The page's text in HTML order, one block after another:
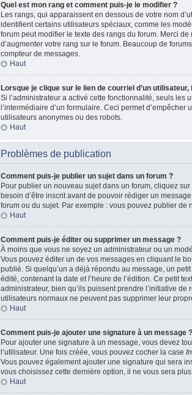
Quel est mon rang et comment puis-je le modifier ?
Les rangs, qui apparaissent en dessous de votre nom
identifient certains utilisateurs spéciaux, comme les
forum peut modifier le texte des rangs du forum. Merci
d’augmenter votre rang sur le forum. Beaucoup de
compteur de messages.
Haut
Lorsque je clique sur le lien de courriel d’un
Si l’administrateur a activé cette fonctionnalité, seuls
l’intermédiaire d’un formulaire. Ceci permet
utilisateurs anonymes ou des robots.
Haut
Problèmes de publication
Comment puis-je publier un sujet dans un forum ?
Pour publier un nouveau sujet dans un forum, cliquez
besoin d’être inscrit avant de pouvoir rédiger un
forum ou du sujet. Par exemple : vous pouvez publier
Haut
Comment puis-je éditer ou supprimer un message ?
À moins que vous ne soyez un administrateur ou un
Vous pouvez éditer un de vos messages en cliquant le
publié. Si quelqu’un a déjà répondu au message, un
édité, contenant la date et l’heure de l’édition. Ce petit
administrateur, bien qu’ils puissent prendre l’initiative
utilisateurs normaux ne peuvent pas supprimer leur
Haut
Comment puis-je ajouter une signature à un message ?
Pour ajouter une signature à un message, vous devez
l’utilisateur. Une fois créée, vous pouvez cocher la case
Vous pouvez également ajouter une signature qui sera
vous choisissez cette dernière option, il ne vous sera
Haut